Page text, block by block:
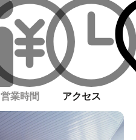
営業時間 アクセス